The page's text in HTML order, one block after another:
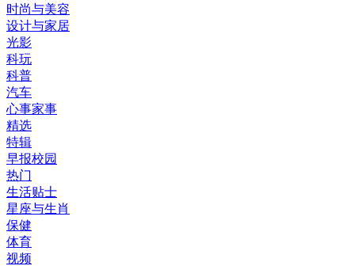
时尚与美容
设计与家居
光影
科玩
科普
汽车
心事家事
精选
特辑
早报校园
热门
生活贴士
星座与生肖
保健
体育
视频